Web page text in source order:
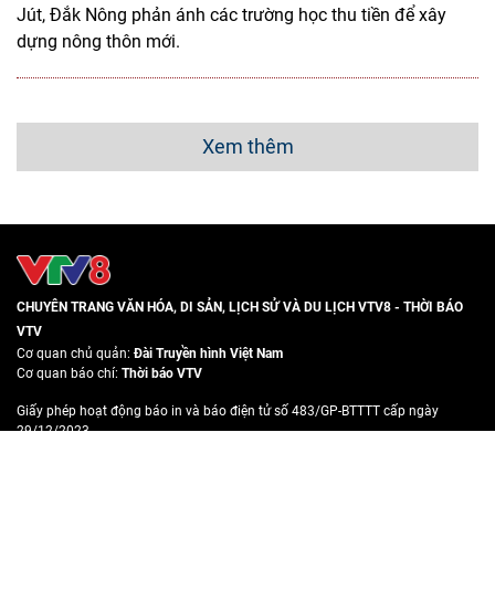
Jút, Đắk Nông phản ánh các trường học thu tiền để xây
dựng nông thôn mới.
Xem thêm
CHUYÊN TRANG VĂN HÓA, DI SẢN, LỊCH SỬ VÀ DU LỊCH VTV8 - THỜI BÁO
VTV
Cơ quan chủ quản:Đài Truyền hình Việt Nam
Cơ quan báo chí: Thời báo VTV
Giấy phép hoạt động báo in và báo điện tử số 483/GP-BTTTT cấp ngày
29/12/2023